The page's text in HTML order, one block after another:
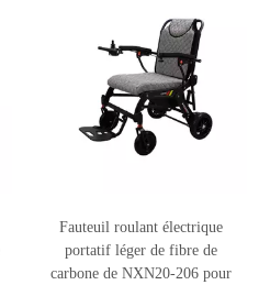
Fauteuil roulant électrique
portatif léger de fibre de
carbone de NXN20-206 pour